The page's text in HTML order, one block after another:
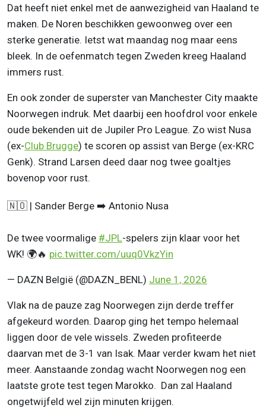
Dat heeft niet enkel met de aanwezigheid van Haaland te
maken. De Noren beschikken gewoonweg over een
sterke generatie. Ietst wat maandag nog maar eens
bleek. In de oefenmatch tegen Zweden kreeg Haaland
immers rust.
En ook zonder de superster van Manchester City maakte
Noorwegen indruk. Met daarbij een hoofdrol voor enkele
oude bekenden uit de Jupiler Pro League. Zo wist Nusa
(ex-Club Brugge) te scoren op assist van Berge (ex-KRC
Genk). Strand Larsen deed daar nog twee goaltjes
bovenop voor rust.
🇳🇴 | Sander Berge ➡️ Antonio Nusa
De twee voormalige #JPL-spelers zijn klaar voor het
WK! 🌍🔥 pic.twitter.com/uuq0VkzYin
— DAZN België (@DAZN_BENL) June 1, 2026
Vlak na de pauze zag Noorwegen zijn derde treffer
afgekeurd worden. Daarop ging het tempo helemaal
liggen door de vele wissels. Zweden profiteerde
daarvan met de 3-1 van Isak. Maar verder kwam het niet
meer. Aanstaande zondag wacht Noorwegen nog een
laatste grote test tegen Marokko. Dan zal Haaland
ongetwijfeld wel zijn minuten krijgen.